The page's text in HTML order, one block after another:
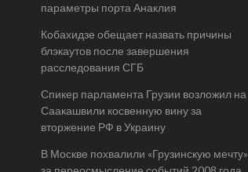
параметры порта Анаклия
Кобахидзе обещает назвать причины
блэкаутов после завершения
расследования СГБ
Спикер парламента Грузии возложил на
Саакашвили косвенную вину за
вторжение РФ в Украину
В Москве похвалили «Грузинскую мечту»